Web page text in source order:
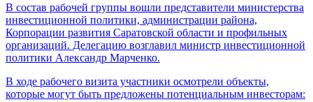
В состав рабочей группы вошли представители министерства
инвестиционной политики, администрации района,
Корпорации развития Саратовской области и профильных
организаций. Делегацию возглавил министр инвестиционной
политики Александр Марченко.
В ходе рабочего визита участники осмотрели объекты,
которые могут быть предложены потенциальным инвесторам: